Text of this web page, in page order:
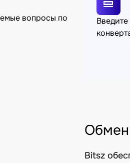
вопросы по
Bitsz